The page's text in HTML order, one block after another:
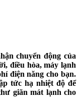
chuyển động của
điều hòa, máy lạnh
điện năng cho bạn.
tức hạ nhiệt độ để
giãn mát lạnh cho